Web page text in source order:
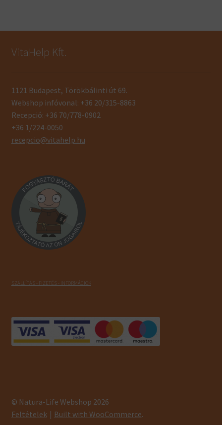
VitaHelp Kft.
1121 Budapest, Törökbálinti út 69.
Webshop infóvonal: +36 20/315-8863
Recepció: +36 70/778-0902
+36 1/224-0050
recepcio@vitahelp.hu
SZÁLLÍTÁS - FIZETÉS - INFORMÁCIÓK
© Natura-Life Webshop 2026
Feltételek
Built with WooCommerce.